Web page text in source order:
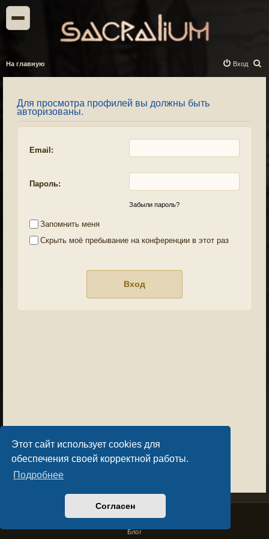
Этот сайт использует cookies для
обеспечения своей корректной работы.
Подробнее
Согласен
На главную
о
Вход
Для просмотра профилей вы должны быть
авторизованы.
Email:
Пароль:
Забыли пароль?
Запомнить меня
Скрыть моё пребывание на конференции в этот раз
Privacy PolicyLicense Agreement
Copyright © Sacralium Games 2023-
Блог